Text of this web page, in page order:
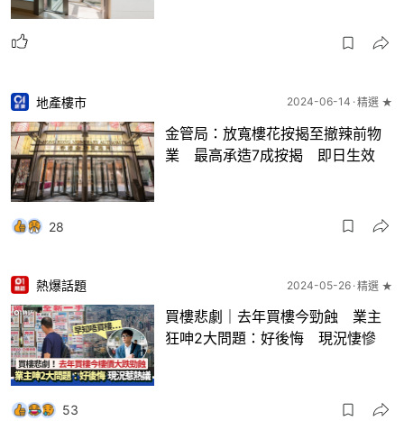
地產樓市 2024-06-14 精選 ★
金管局：放寬樓花按揭至撤辣前物
業 最高承造7成按揭 即日生效
28
熱爆話題 2024-05-26 精選 ★
買樓悲劇｜去年買樓今勁蝕 業主
狂呻2大問題：好後悔 現況悽慘
53